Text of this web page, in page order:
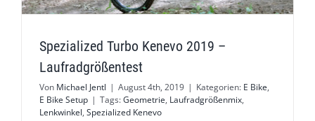
Spezialized Turbo Kenevo 2019 –
Laufradgrößentest
Von Michael Jentl | August 4th, 2019 | Kategorien: E Bike,
E Bike Setup | Tags:Geometrie, Laufradgrößenmix,
Lenkwinkel, Spezialized Kenevo